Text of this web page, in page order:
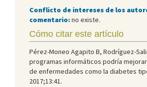
Conflicto de intereses de los
comentario:no existe.
Cómo citar este artículo
Pérez-Moneo Agapito B, Rodríguez-
programas informáticos podría
de enfermedades como la diabetes
2017;13:41.